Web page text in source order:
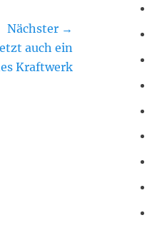
Nächster →
auch ein
Kraftwerk